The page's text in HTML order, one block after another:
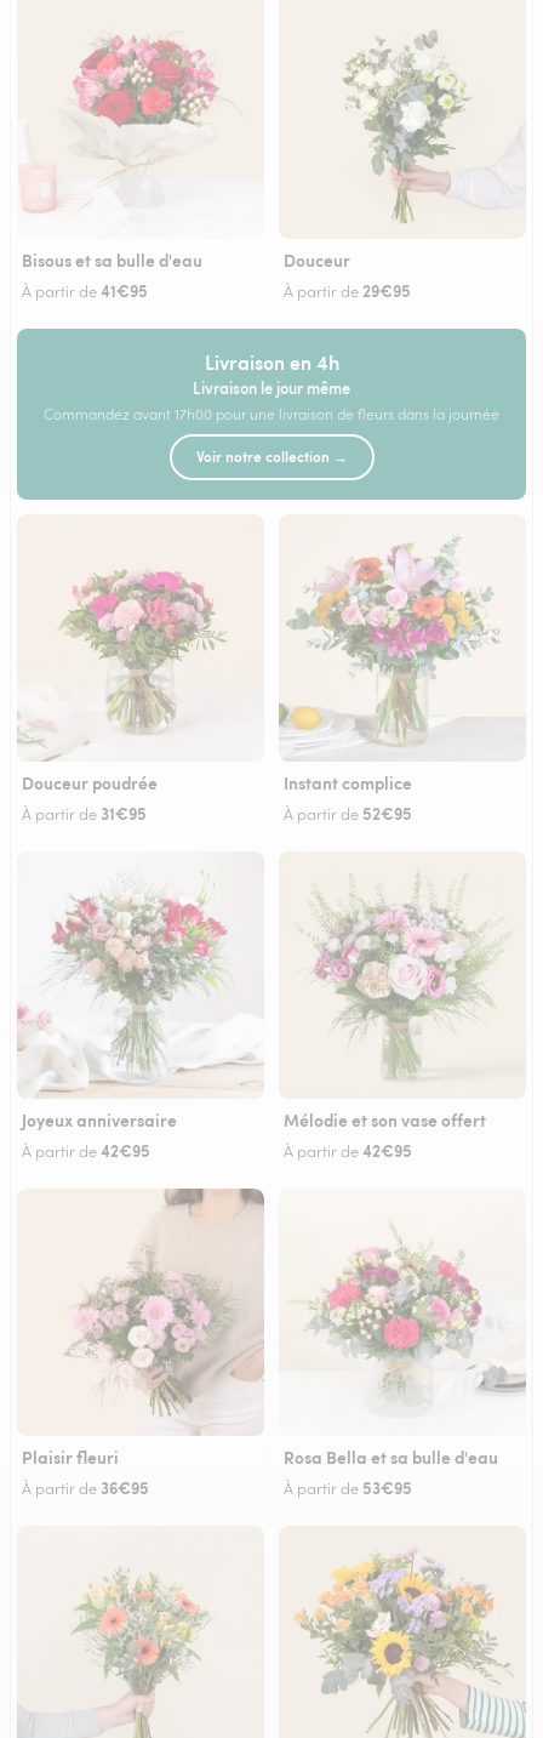
Bisous et sa bulle d'eau
À partir de41€95
Douceur
À partir de 29€95
Livraison en 4h
Livraison le jour même
Commandez avant 17h00 pour une livraison de fleurs dans la journée
Voir notre collection →
Douceur poudrée
À partir de 31€95
Instant complice
À partir de 52€95
Joyeux anniversaire
À partir de42€95
Mélodie et son vase offert
À partir de42€95
Plaisir fleuri
À partir de 36€95
Rosa Bella et sa bulle d'eau
À partir de 53€95